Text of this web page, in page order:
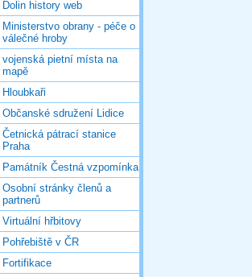
Dolin history web
Ministerstvo obrany - péče o
válečné hroby
vojenská pietní místa na
mapě
Hloubkaři
Občanské sdružení Lidice
Četnická pátrací stanice
Praha
Památník Čestná vzpomínka
Osobní stránky členů a
partnerů
Virtuální hřbitovy
Pohřebiště v ČR
Fortifikace